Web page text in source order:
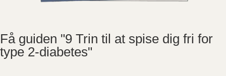
Få guiden "9 Trin til at spise dig fri for
type 2-diabetes"